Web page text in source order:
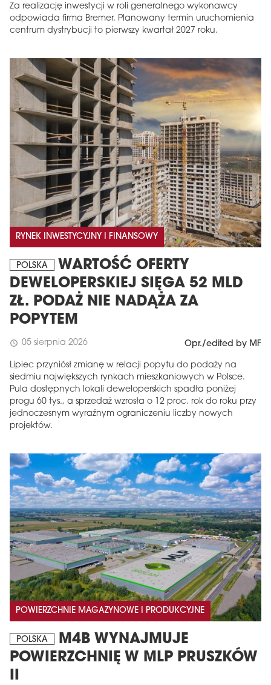
Za realizację inwestycji w roli generalnego wykonawcy
odpowiada firma Bremer. Planowany termin uruchomienia
centrum dystrybucji to pierwszy kwartał 2027 roku.
RYNEK INWESTYCYJNY I FINANSOWY
POLSKA
WARTOŚĆ OFERTY
DEWELOPERSKIEJ SIĘGA 52 MLD
ZŁ. PODAŻ NIE NADĄŻA ZA
POPYTEM
schedule 05 sierpnia 2026 Opr./edited by MF
Lipiec przyniósł zmianę w relacji popytu do podaży na
siedmiu największych rynkach mieszkaniowych w Polsce.
Pula dostępnych lokali deweloperskich spadła poniżej
progu 60 tys., a sprzedaż wzrosła o 12 proc. rok do roku przy
jednoczesnym wyraźnym ograniczeniu liczby nowych
projektów.
POWIERZCHNIE MAGAZYNOWE I PRODUKCYJNE
POLSKA
M4B WYNAJMUJE
POWIERZCHNIĘ W MLP PRUSZKÓW
II